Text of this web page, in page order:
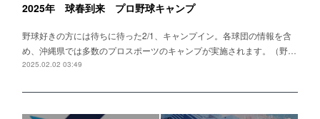
2025年 球春到来 プロ野球キャンプ
野球好きの方には待ちに待った2/1、キャンプイン。各球団の情報を含
め、沖縄県では多数のプロスポーツのキャンプが実施されます。（野…
2025.02.02 03:49